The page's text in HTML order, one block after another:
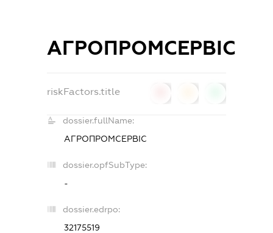
АГРОПРОМСЕРВІС
riskFactors.title
dossier.fullName:
АГРОПРОМСЕРВІС
dossier.opfSubType:
-
dossier.edrpo:
32175519